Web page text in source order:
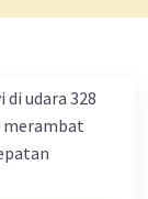
di udara 328
merambat